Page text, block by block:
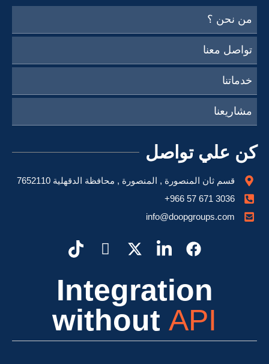
من نحن ؟
تواصل معنا
خدماتنا
مشاريعنا
كن علي تواصل
قسم ثان المنصورة , المنصورة , محافظة الدقهلية 7652110
⁦+966 57 671 3036⁩
info@doopgroups.com
Integration
without API